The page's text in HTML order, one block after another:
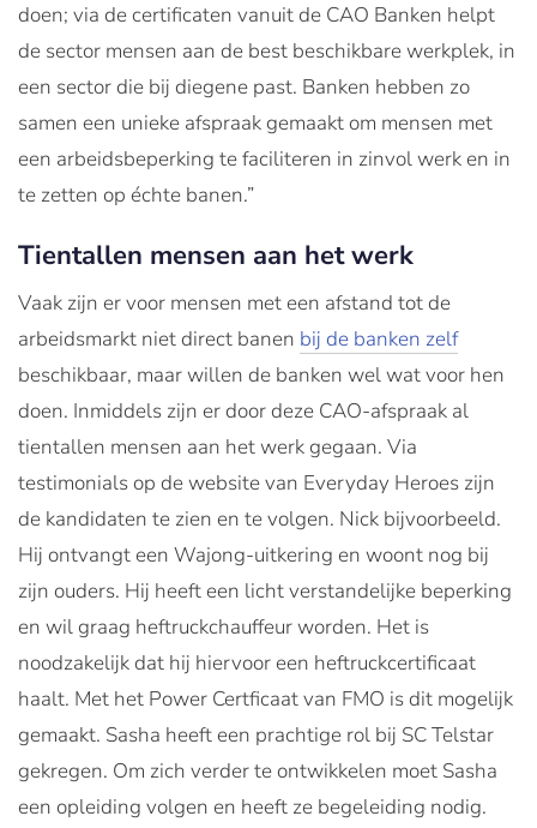
doen; via de certificaten vanuit de CAO Banken helpt
de sector mensen aan de best beschikbare werkplek, in
een sector die bij diegene past. Banken hebben zo
samen een unieke afspraak gemaakt om mensen met
een arbeidsbeperking te faciliteren in zinvol werk en in
te zetten op échte banen.”
Tientallen mensen aan het werk
Vaak zijn er voor mensen met een afstand tot de
arbeidsmarkt niet direct banen bij de banken zelf
beschikbaar, maar willen de banken wel wat voor hen
doen. Inmiddels zijn er door deze CAO-afspraak al
tientallen mensen aan het werk gegaan. Via
testimonials op de website van Everyday Heroes zijn
de kandidaten te zien en te volgen. Nick bijvoorbeeld.
Hij ontvangt een Wajong-uitkering en woont nog bij
zijn ouders. Hij heeft een licht verstandelijke beperking
en wil graag heftruckchauffeur worden. Het is
noodzakelijk dat hij hiervoor een heftruckcertificaat
haalt. Met het Power Certficaat van FMO is dit mogelijk
gemaakt. Sasha heeft een prachtige rol bij SC Telstar
gekregen. Om zich verder te ontwikkelen moet Sasha
een opleiding volgen en heeft ze begeleiding nodig.